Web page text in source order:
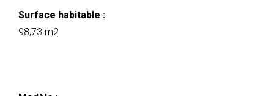
Surface habitable :
98,73 m2